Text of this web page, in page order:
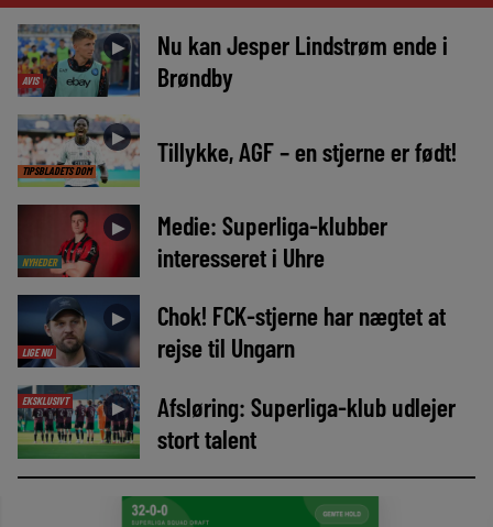
AVIS
►
Nu kan Jesper Lindstrøm ende i
Brøndby
TIPSBLADETS DOM
► Tillykke, AGF – en stjerne er født!
NYHEDER
►
Medie: Superliga-klubber
interesseret i Uhre
LIGE NU
►
Chok! FCK-stjerne har nægtet at
rejse til Ungarn
EKSKLUSIVT ►
Afsløring: Superliga-klub udlejer
stort talent